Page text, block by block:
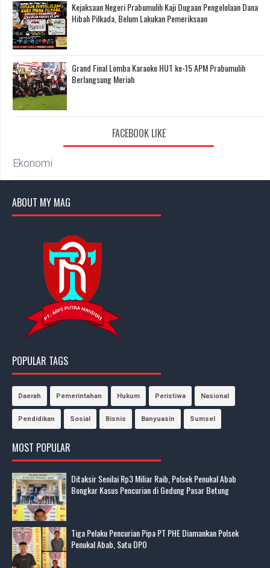
Kejaksaan Negeri Prabumulih Kaji Dugaan Pengelolaan Dana
Hibah Pilkada, Belum Lakukan Pemeriksaan
Grand Final Lomba Karaoke HUT ke-15 APM Prabumulih
Berlangsung Meriah
FACEBOOK LIKE
Ekonomi
ABOUT MY MAG
POPULAR TAGS
Daerah Pemerintahan Hukum Peristiwa Nasional
Pendidikan Sosial Bisnis Banyuasin Sumsel
MOST POPULAR
Ditaksir Senilai Rp3 Miliar Raib, Polsek Penukal Abab
Bongkar Kasus Pencurian di Gedung Pasar Betung
Tiga Pelaku Pencurian Pipa PT PHE Diamankan Polsek
Penukal Abab, Satu DPO